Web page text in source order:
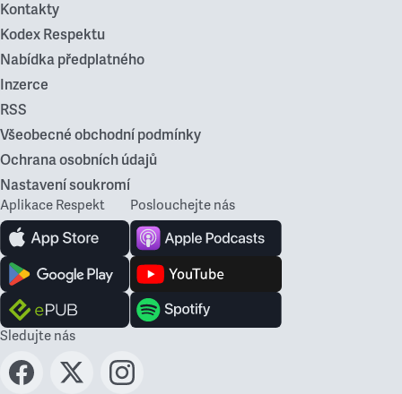
Kontakty
Kodex Respektu
Nabídka předplatného
Inzerce
RSS
Všeobecné obchodní podmínky
Ochrana osobních údajů
Nastavení soukromí
Aplikace Respekt Poslouchejte nás
Sledujte nás